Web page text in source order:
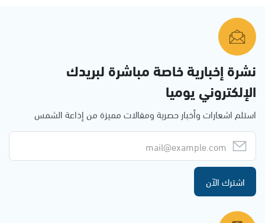
نشرة إخبارية خاصة مباشرة لبريدك
الإلكتروني يوميا
استلم اشعارات وأخبار حصرية ومقالات مميزة من إذاعة الشمس
اشترك الآن